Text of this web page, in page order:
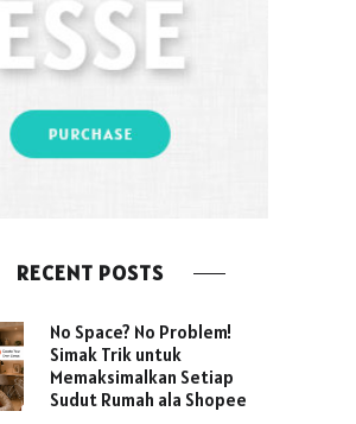
RECENT POSTS
No Space? No Problem!
Simak Trik untuk
Memaksimalkan Setiap
Sudut Rumah ala Shopee